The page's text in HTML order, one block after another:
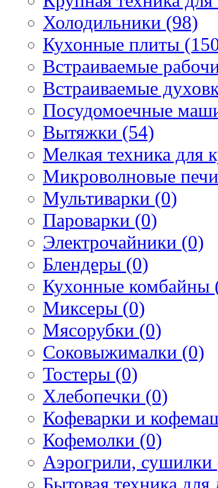
Холодильники (98)
Кухонные плиты
Встраиваемые
Встраиваемые
Посудомоечные
Вытяжки (54)
Мелкая техника для
Микроволновые
Мультиварки (0)
Пароварки (0)
Электрочайники (0)
Блендеры (0)
Кухонные комбайны
Миксеры (0)
Мясорубки (0)
Соковыжималки (0)
Тостеры (0)
Хлебопечки (0)
Кофеварки и
Кофемолки (0)
Аэрогрили, сушилки
Бытовая техника